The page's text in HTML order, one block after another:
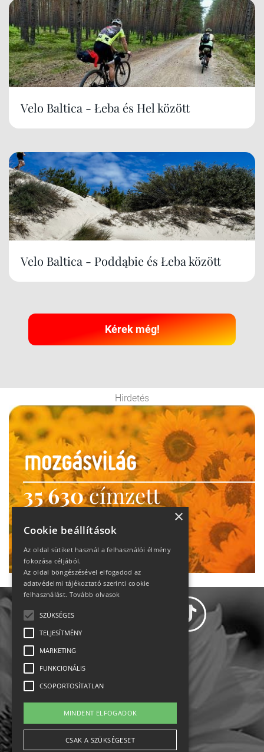
Velo Baltica - Łeba és Hel között
Velo Baltica - Poddąbie és Łeba között
Kérek még!
Hirdetés
35 630címzett
heti motiváció
Ne maradj le!
Állásajánlatok
Impresszum-kapcsolat
Jogi nyilatkozat
×
Cookie beállítások
Az oldal sütiket használ a felhasználói élmény
fokozása céljából.
Az oldal böngészésével elfogadod az
adatvédelmi tájékoztató szerinti cookie
felhasználást. Tovább olvasok
SZÜKSÉGES
TELJESÍTMÉNY
MARKETING
FUNKCIONÁLIS
CSOPORTOSÍTATLAN
MINDENT ELFOGADOK
CSAK A SZÜKSÉGESET